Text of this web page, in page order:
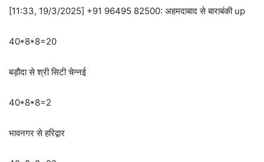
[11:33, 19/3/2025] +91 96495 82500: अहमदाबाद से बाराबंकी up
40*8*8=20
बड़ौदा से श्री सिटी चेन्नई
40*8*8=2
भावनगर से हरिद्वार